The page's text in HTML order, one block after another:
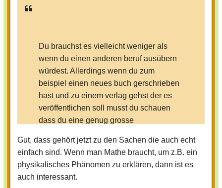
Du brauchst es vielleicht weniger als
wenn du einen anderen beruf ausübern
würdest. Allerdings wenn du zum
beispiel einen neues buch gerschrieben
hast und zu einem verlag gehst der es
veröffentlichen soll musst du schauen
dass du eine genug grosse
schlicht weg nicht rendieren würde. Denn
deine einnahmen müssen ja die kosten
decken die entstanden sind als du dein
buch geschrieben hast. Zum beispiel
Gut, dass gehört jetzt zu den Sachen die auch echt
einfach sind. Wenn man Mathe braucht, um z.B. ein
physikalisches Phänomen zu erklären, dann ist es
auch interessant.